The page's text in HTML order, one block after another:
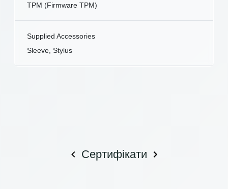
TPM (Firmware TPM)
Supplied Accessories
Sleeve, Stylus
Сертифікати